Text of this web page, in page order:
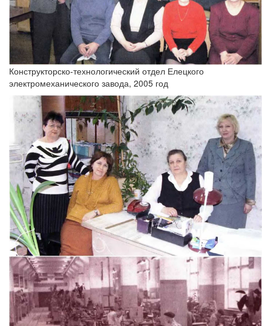
Конструкторско-технологический отдел Елецкого
электромеханического завода, 2005 год